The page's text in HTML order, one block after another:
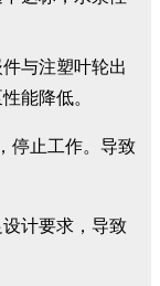
与注塑叶轮出
能降低。
停止工作。导致
计要求，导致